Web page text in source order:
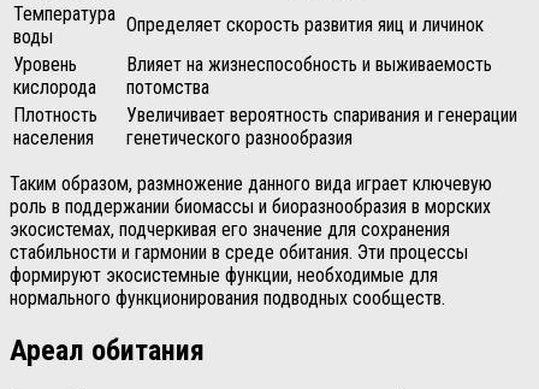
Температура
воды
Определяет скорость развития яиц и личинок
Уровень
кислорода
Влияет на жизнеспособность и выживаемость
потомства
Плотность
населения
Увеличивает вероятность спаривания и генерации
генетического разнообразия
Таким образом, размножение данного вида играет ключевую
роль в поддержании биомассы и биоразнообразия в морских
экосистемах, подчеркивая его значение для сохранения
стабильности и гармонии в среде обитания. Эти процессы
формируют экосистемные функции, необходимые для
нормального функционирования подводных сообществ.
Ареал обитания